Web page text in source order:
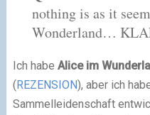
nothing is as it
Wonderland…
Ich habe Alice im
(REZENSION), aber ich
Sammelleidenschaft